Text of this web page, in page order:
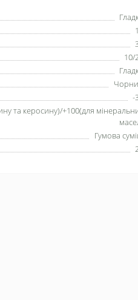
10/
-
та керосину)/+100(для
Гумова